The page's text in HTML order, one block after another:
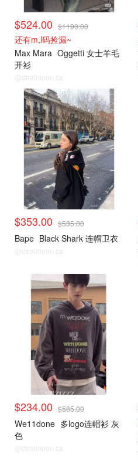
$524.00 $1190.00
还有m,l码捡漏~
Max Mara Oggetti 女士羊毛
开衫
@dealmoon.ca
小编推荐
$353.00 $535.00
Bape Black Shark 连帽卫衣
@dealmoon.ca
小编推荐
$234.00 $585.00
We11done 多logo连帽衫 灰
色
@dealmoon.ca